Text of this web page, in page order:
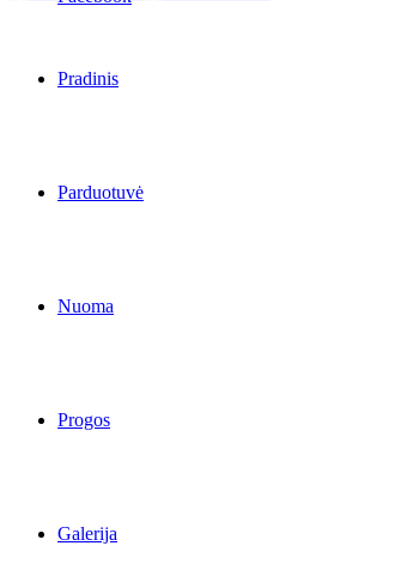
Pradinis
Parduotuvė
Nuoma
Progos
Galerija